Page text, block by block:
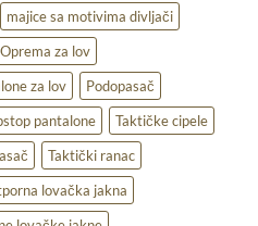
majice sa motivima divljači
Oprema za lov
za lov
Podopasač
pantalone
Taktičke cipele
Taktički ranac
lovačka jakna